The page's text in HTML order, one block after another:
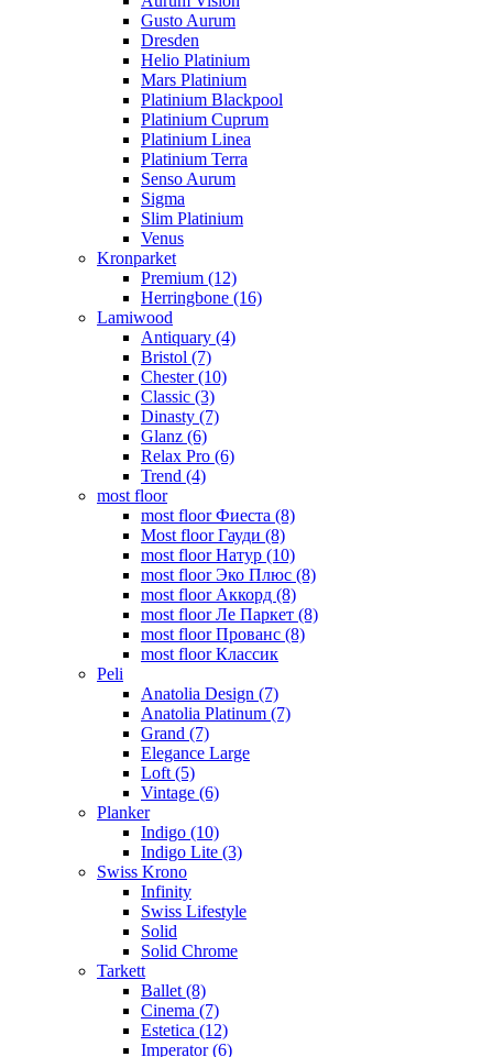
Gusto Aurum
Dresden
Helio Platinium
Mars Platinium
Platinium Blackpool
Platinium Cuprum
Platinium Linea
Platinium Terra
Senso Aurum
Sigma
Slim Platinium
Venus
Kronparket
Premium (12)
Herringbone (16)
Lamiwood
Antiquary (4)
Bristol (7)
Chester (10)
Classic (3)
Dinasty (7)
Glanz (6)
Relax Pro (6)
Trend (4)
most floor
most floor Фиеста (8)
Most floor Гауди (8)
most floor Натур (10)
most floor Эко Плюс (8)
most floor Аккорд (8)
most floor Ле Паркет (8)
most floor Прованс (8)
most floor Классик
Peli
Anatolia Design (7)
Anatolia Platinum (7)
Grand (7)
Elegance Large
Loft (5)
Vintage (6)
Planker
Indigo (10)
Indigo Lite (3)
Swiss Krono
Infinity
Swiss Lifestyle
Solid
Solid Chrome
Tarkett
Ballet (8)
Cinema (7)
Estetica (12)
Imperator (6)